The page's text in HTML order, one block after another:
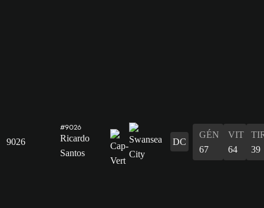
9026
#9026
Ricardo
Santos
DC
GÉN
67
VIT
64
39